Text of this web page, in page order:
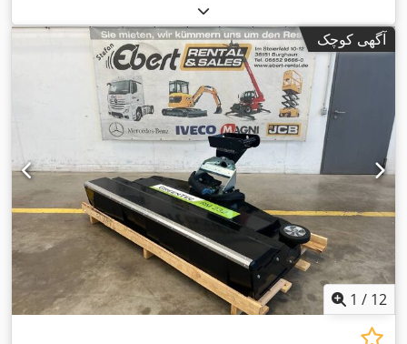
آگهی کوچک
1 / 12